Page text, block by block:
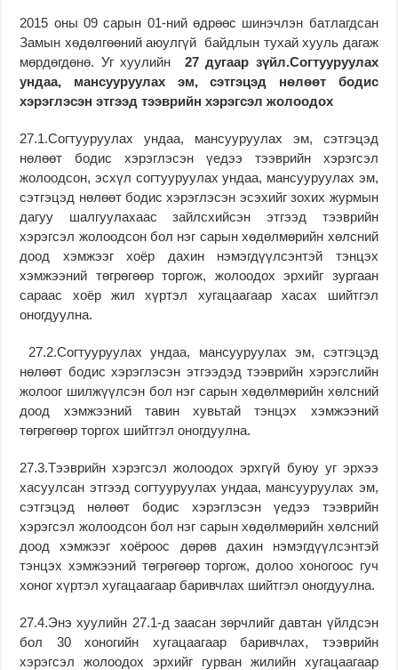
2015 оны 09 сарын 01-ний өдрөөс шинэчлэн батлагдсан
Замын хөдөлгөөний аюулгүй байдлын тухай хууль дагаж
мөрдөгдөнө. Уг хуулийн 27 дугаар зүйл.Согтууруулах
ундаа, мансууруулах эм, сэтгэцэд нөлөөт бодис
хэрэглэсэн этгээд тээврийн хэрэгсэл жолоодох
27.1.Согтууруулах ундаа, мансууруулах эм, сэтгэцэд
нөлөөт бодис хэрэглэсэн үедээ тээврийн хэрэгсэл
жолоодсон, эсхүл согтууруулах ундаа, мансууруулах эм,
сэтгэцэд нөлөөт бодис хэрэглэсэн эсэхийг зохих журмын
дагуу шалгуулахаас зайлсхийсэн этгээд тээврийн
хэрэгсэл жолоодсон бол нэг сарын хөдөлмөрийн хөлсний
доод хэмжээг хоёр дахин нэмэгдүүлсэнтэй тэнцэх
хэмжээний төгрөгөөр торгож, жолоодох эрхийг зургаан
сараас хоёр жил хүртэл хугацаагаар хасах шийтгэл
оногдуулна.
27.2.Согтууруулах ундаа, мансууруулах эм, сэтгэцэд
нөлөөт бодис хэрэглэсэн этгээдэд тээврийн хэрэгслийн
жолоог шилжүүлсэн бол нэг сарын хөдөлмөрийн хөлсний
доод хэмжээний тавин хувьтай тэнцэх хэмжээний
төгрөгөөр торгох шийтгэл оногдуулна.
27.3.Тээврийн хэрэгсэл жолоодох эрхгүй буюу уг эрхээ
хасуулсан этгээд согтууруулах ундаа, мансууруулах эм,
сэтгэцэд нөлөөт бодис хэрэглэсэн үедээ тээврийн
хэрэгсэл жолоодсон бол нэг сарын хөдөлмөрийн хөлсний
доод хэмжээг хоёроос дөрөв дахин нэмэгдүүлсэнтэй
тэнцэх хэмжээний төгрөгөөр торгож, долоо хоногоос гуч
хоног хүртэл хугацаагаар баривчлах шийтгэл оногдуулна.
27.4.Энэ хуулийн 27.1-д заасан зөрчлийг давтан үйлдсэн
бол 30 хоногийн хугацаагаар баривчлах, тээврийн
хэрэгсэл жолоодох эрхийг гурван жилийн хугацаагаар